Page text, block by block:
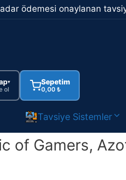
ödemesi onaylanan
▾
ol
Sepetim
0,00 ₺
Tavsiye Sistemler
of Gamers,